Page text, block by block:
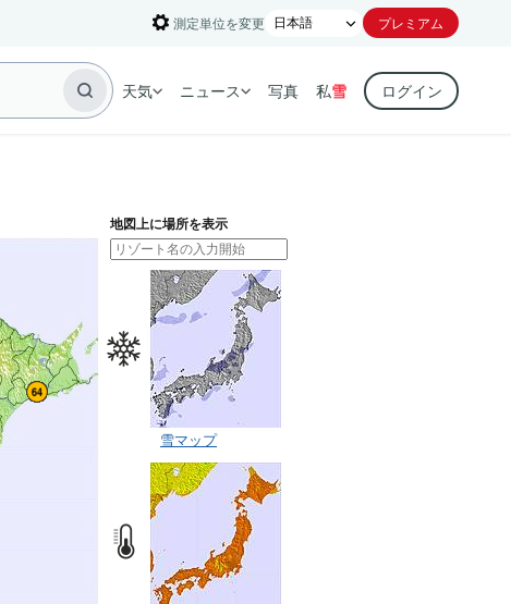
測定単位を変更 プレミアム
天気 ニュース 写真 私雪 ログイン
地図上に場所を表示
雪マップ